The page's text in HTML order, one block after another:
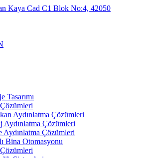
Kaya Cad C1 Blok No:4, 42050
Tasarımı
Aydınlatma Çözümleri
Aydınlatma Çözümleri
Aydınlatma Çözümleri
Bina Otomasyonu